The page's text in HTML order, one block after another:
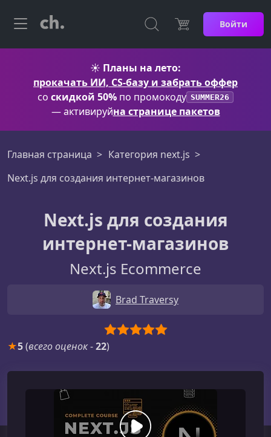
Войти
☀️ Планы на лето:
прокачать ИИ, CS-базу и забрать оффер
со скидкой 50% по промокоду SUMMER26
— активируйна странице пакетов
Главная страница
Категория next.js
Next.js для создания интернет-магазинов
Next.js для создания
интернет-магазинов
Next.js Ecommerce
Brad Traversy
★5(всего оценок-22)